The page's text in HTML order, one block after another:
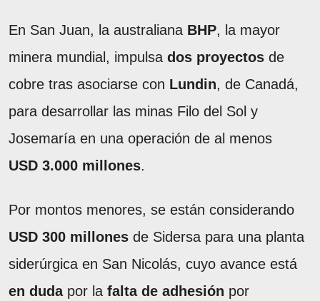
En San Juan, la australiana BHP, la mayor
minera mundial, impulsa dos proyectos de
cobre tras asociarse con Lundin, de Canadá,
para desarrollar las minas Filo del Sol y
Josemaría en una operación de al menos
USD 3.000 millones.
Por montos menores, se están considerando
USD 300 millones de Sidersa para una planta
siderúrgica en San Nicolás, cuyo avance está
en duda por la falta de adhesión por